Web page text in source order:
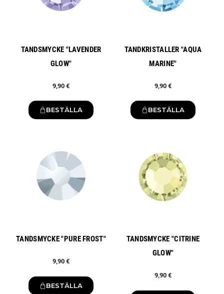
TANDSMYCKE "LAVENDER
GLOW"
9,90 €
BESTÄLLA
TANDKRISTALLER "AQUA
MARINE"
9,90 €
BESTÄLLA
TANDSMYCKE "PURE FROST"
9,90 €
BESTÄLLA
TANDSMYCKE "CITRINE
GLOW"
9,90 €